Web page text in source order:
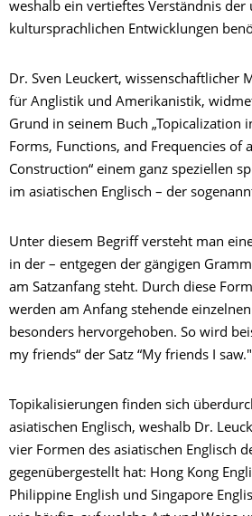
weshalb ein vertieftes Verständnis der
kultursprachlichen Entwicklungen
Dr. Sven Leuckert, wissenschaftlicher
für Anglistik und Amerikanistik,
Grund in seinem Buch „Topicalization
Forms, Functions, and Frequencies of
Construction“ einem ganz speziellen
im asiatischen Englisch – der
Unter diesem Begriff versteht man
in der – entgegen der gängigen
am Satzanfang steht. Durch diese
werden am Anfang stehende
besonders hervorgehoben. So wird
my friends“ der Satz “My friends I saw."
Topikalisierungen finden sich
asiatischen Englisch, weshalb Dr.
vier Formen des asiatischen Englisch
gegenübergestellt hat: Hong Kong
Philippine English und Singapore